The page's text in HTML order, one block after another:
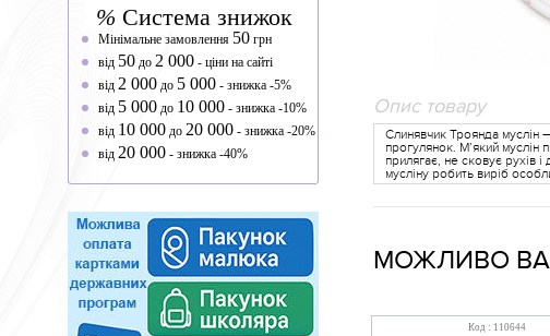
% Система знижок
Мінімальне замовлення 50 грн
від 50 до 2 000 - ціни на сайті
від 2 000 до 5 000 - знижка -5%
від 5 000 до 10 000 - знижка -10%
від 10 000 до 20 000 - знижка -20%
від 20 000 - знижка -40%
Опис товару
Слинявчик Троянда муслін
прогулянок. М’який
прилягає, не сковує рухів
мусліну робить виріб
МОЖЛИВО
Код : 110644